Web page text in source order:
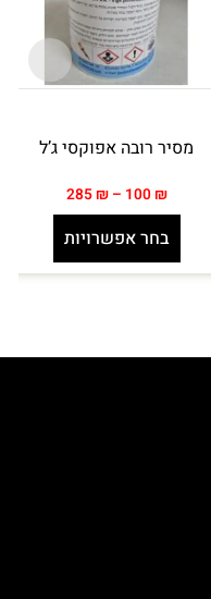
מסיר רובה אפוקסי ג’ל
100 ₪
–
285 ₪
בחר אפשרויות